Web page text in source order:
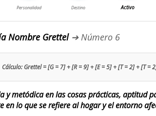
Nombre Grettel➔ Número 6
Cálculo: Grettel = [G = 7] + [R = 9] + [E = 5] + [T = 2] + [T =
y metódica en las cosas prácticas, aptitud
en lo que se refiere al hogar y el entorno